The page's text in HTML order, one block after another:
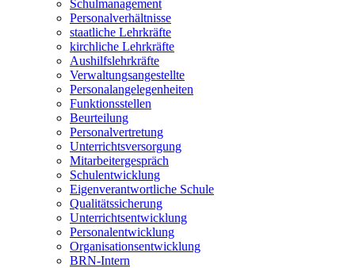
Schulmanagement
Personalverhältnisse
staatliche Lehrkräfte
kirchliche Lehrkräfte
Aushilfslehrkräfte
Verwaltungsangestellte
Personalangelegenheiten
Funktionsstellen
Beurteilung
Personalvertretung
Unterrichtsversorgung
Mitarbeitergespräch
Schulentwicklung
Eigenverantwortliche Schule
Qualitätssicherung
Unterrichtsentwicklung
Personalentwicklung
Organisationsentwicklung
BRN-Intern